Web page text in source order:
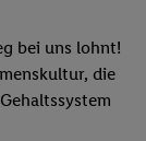
bei uns lohnt!
die